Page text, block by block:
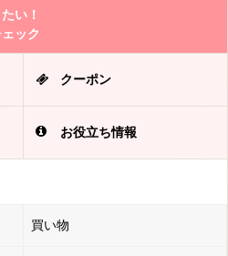
い！
ック
クーポン
お役立ち情報
買い物